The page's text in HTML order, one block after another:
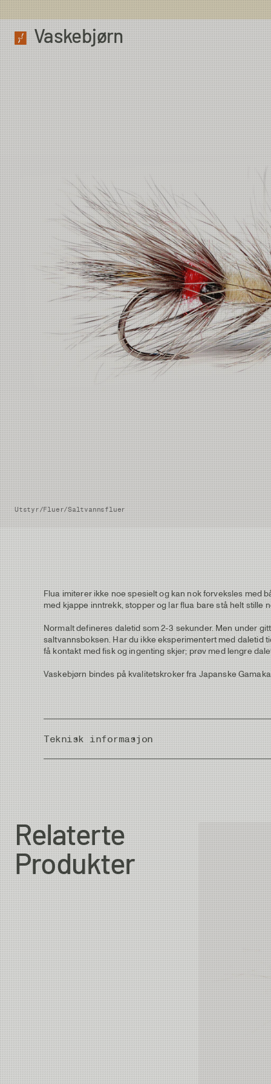
Vaskebjørn
Utstyr/Fluer/Saltvannsfluer
Flua imiterer ikke noe spesielt og kan nok forveksles med
med kjappe inntrekk, stopper og lar flua bare stå helt stille
Normalt defineres daletid som 2-3 sekunder. Men under
saltvannsboksen. Har du ikke eksperimentert med daletid
få kontakt med fisk og ingenting skjer; prøv med lengre
Vaskebjørn bindes på kvalitetskroker fra Japanske
Teknisk informasjon
Country of Origin
Relaterte
Produkter